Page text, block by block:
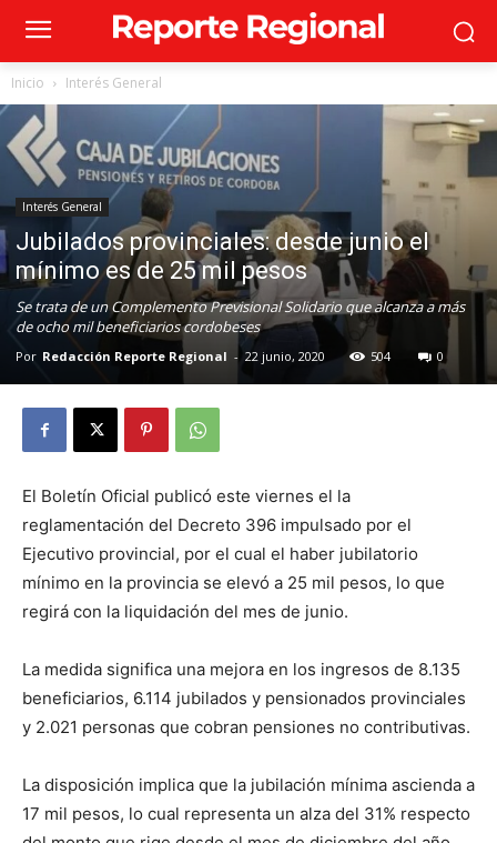
Inicio Interés General
Interés General
Jubilados provinciales: desde junio el
mínimo es de 25 mil pesos
Se trata de un Complemento Previsional Solidario que alcanza a más
de ocho mil beneficiarios cordobeses
Por Redacción Reporte Regional - 22 junio, 2020 504 0
El Boletín Oficial publicó este viernes el la
reglamentación del Decreto 396 impulsado por el
Ejecutivo provincial, por el cual el haber jubilatorio
mínimo en la provincia se elevó a 25 mil pesos, lo que
regirá con la liquidación del mes de junio.
La medida significa una mejora en los ingresos de 8.135
beneficiarios, 6.114 jubilados y pensionados provinciales
y 2.021 personas que cobran pensiones no contributivas.
La disposición implica que la jubilación mínima ascienda a
17 mil pesos, lo cual representa un alza del 31% respecto